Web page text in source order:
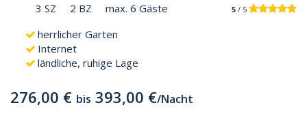
3 SZ 2 BZ max. 6 Gäste 5 / 5
herrlicher Garten
Internet
ländliche, ruhige Lage
276,00 € bis 393,00 €/Nacht